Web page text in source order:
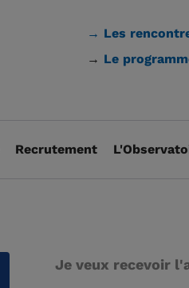
→ Les
→ Le
Recrutement
Je veux recevoir